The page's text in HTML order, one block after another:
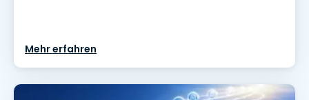
Mehr erfahren